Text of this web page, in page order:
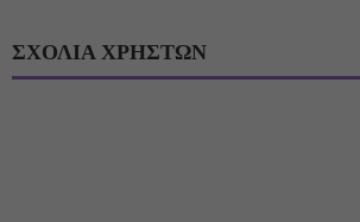
ΣΧΟΛΙΑ ΧΡΗΣΤΩΝ